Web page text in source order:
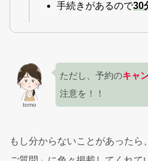
手続きがあるので30
tomo
ただし、予約のキャ
注意を！！
もし分からないことがあったら